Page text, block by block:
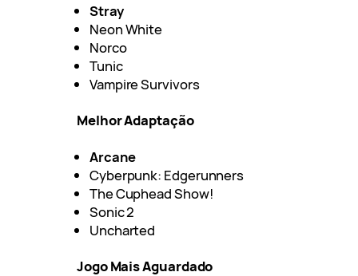
Stray
Neon White
Norco
Tunic
Vampire Survivors
Melhor Adaptação
Arcane
Cyberpunk: Edgerunners
The Cuphead Show!
Sonic 2
Uncharted
Jogo Mais Aguardado